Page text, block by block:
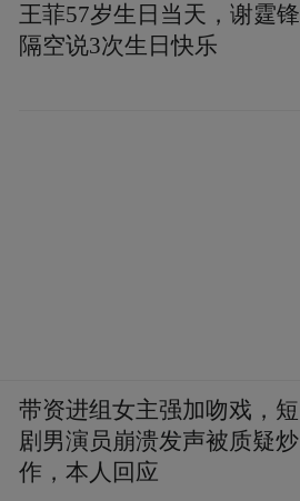
王菲57岁生日当天，谢霆锋
隔空说3次生日快乐
带资进组女主强加吻戏，短
剧男演员崩溃发声被质疑炒
作，本人回应